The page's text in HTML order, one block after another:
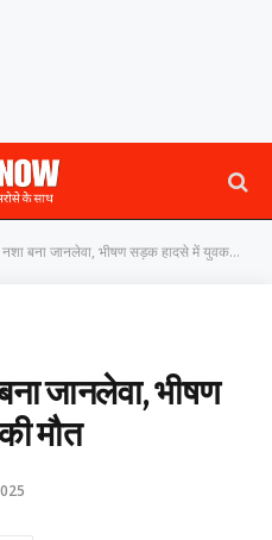
बना जानलेवा, भीषण सड़क हादसे में युवक की मौत
जानलेवा, भीषण
मौत